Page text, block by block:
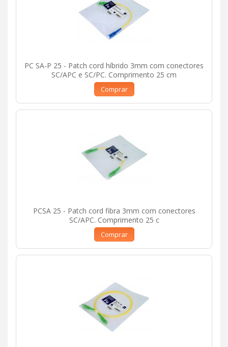
PC SA-P 25 - Patch cord híbrido 3mm com conectores
SC/APC e SC/PC. Comprimento 25 cm
Comprar
PCSA 25 - Patch cord fibra 3mm com conectores
SC/APC. Comprimento 25 c
Comprar